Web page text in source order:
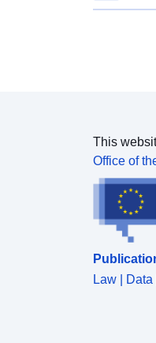
This
Office of
Law |